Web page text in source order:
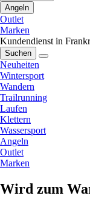
Angeln
Outlet
Marken
Kundendienst in
Suchen
Neuheiten
Wintersport
Wandern
Trailrunning
Laufen
Klettern
Wassersport
Angeln
Outlet
Marken
Wird zum